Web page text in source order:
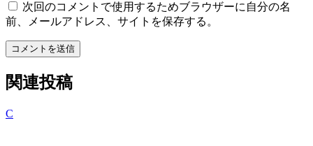
次回のコメントで使用するためブラウザーに自分の名
前、メールアドレス、サイトを保存する。
コメントを送信
関連投稿
C